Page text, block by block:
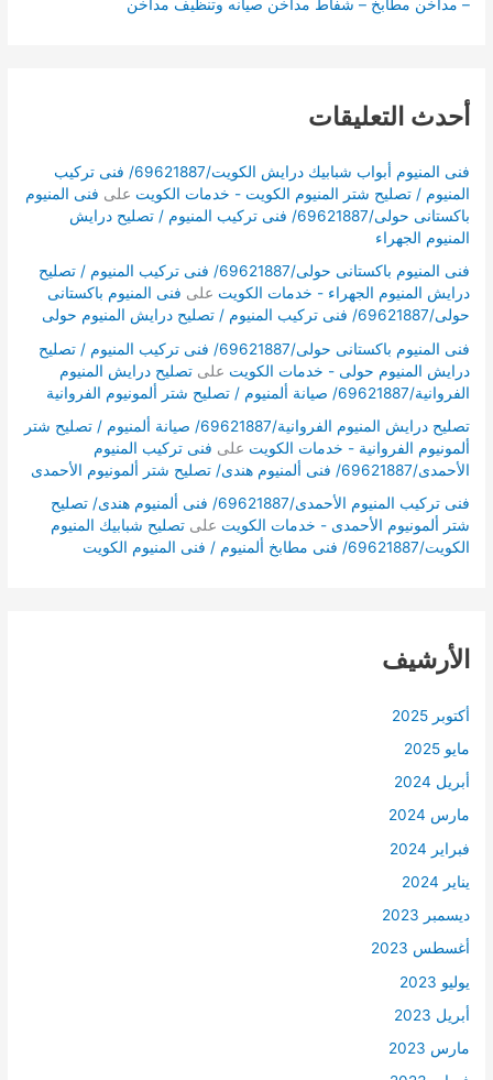
– مداخن مطابخ – شفاط مداخن صيانه وتنظيف مداخن
أحدث التعليقات
فنى المنيوم أبواب شبابيك درايش الكويت/69621887/ فنى تركيب
المنيوم / تصليح شتر المنيوم الكويت - خدمات الكويت على فنى المنيوم
باكستانى حولى/69621887/ فنى تركيب المنيوم / تصليح درايش
المنيوم الجهراء
فنى المنيوم باكستانى حولى/69621887/ فنى تركيب المنيوم / تصليح
درايش المنيوم الجهراء - خدمات الكويت على فنى المنيوم باكستانى
حولى/69621887/ فنى تركيب المنيوم / تصليح درايش المنيوم حولى
فنى المنيوم باكستانى حولى/69621887/ فنى تركيب المنيوم / تصليح
درايش المنيوم حولى - خدمات الكويت علىتصليح درايش المنيوم
الفروانية/69621887/ صيانة ألمنيوم / تصليح شتر ألمونيوم الفروانية
تصليح درايش المنيوم الفروانية/69621887/ صيانة ألمنيوم / تصليح شتر
ألمونيوم الفروانية - خدمات الكويت على فنى تركيب المنيوم
الأحمدى/69621887/ فنى ألمنيوم هندى/ تصليح شتر ألمونيوم الأحمدى
فنى تركيب المنيوم الأحمدى/69621887/ فنى ألمنيوم هندى/ تصليح
شتر ألمونيوم الأحمدى - خدمات الكويت علىتصليح شبابيك المنيوم
الكويت/69621887/ فنى مطابخ ألمنيوم / فنى المنيوم الكويت
الأرشيف
أكتوبر 2025
مايو 2025
أبريل 2024
مارس 2024
فبراير 2024
يناير 2024
ديسمبر 2023
أغسطس 2023
يوليو 2023
أبريل 2023
مارس 2023